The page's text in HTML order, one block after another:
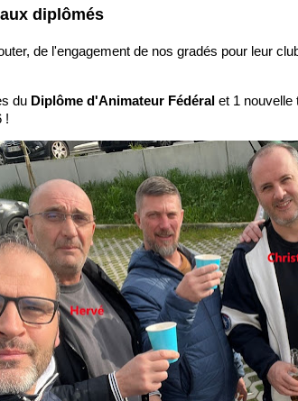
diplômés
de l'engagement de nos gradés pour leur
du Diplôme d'Animateur Fédéral et 1 nouvelle
!